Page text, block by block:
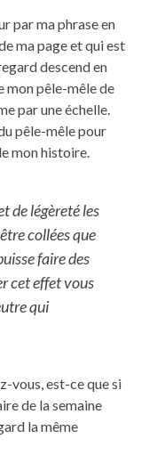
par ma phrase en
ma page et qui est
descend en
mon pêle-mêle de
par une échelle.
pêle-mêle pour
mon histoire.
de légèreté les
collées que
faire des
cet effet vous
qui
vous, est-ce que si
de la semaine
la même